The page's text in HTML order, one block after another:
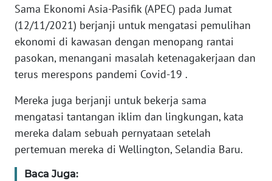
Sama Ekonomi Asia-Pasifik (APEC) pada Jumat
(12/11/2021) berjanji untuk mengatasi pemulihan
ekonomi di kawasan dengan menopang rantai
pasokan, menangani masalah ketenagakerjaan dan
terus merespons pandemi Covid-19 .
Mereka juga berjanji untuk bekerja sama
mengatasi tantangan iklim dan lingkungan, kata
mereka dalam sebuah pernyataan setelah
pertemuan mereka di Wellington, Selandia Baru.
Baca Juga:
KAMI
PEDOMAN
MEDIA
SIBER
REDAKSI
KARIR